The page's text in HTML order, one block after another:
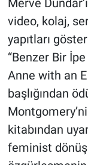
Merve
video, kolaj,
yapıtları
“Benzer Bir
Anne with an
başlığından
kitabından
feminist